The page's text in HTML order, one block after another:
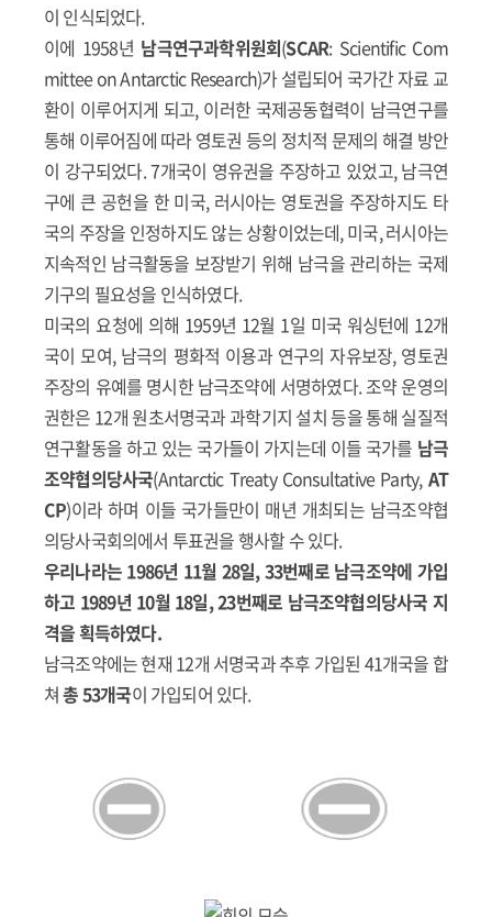
이 인식되었다.
이에 1958년 남극연구과학위원회(SCAR: Scientific Com
mittee on Antarctic Research)가 설립되어 국가간 자료 교
환이 이루어지게 되고, 이러한 국제공동협력이 남극연구를
통해 이루어짐에 따라 영토권 등의 정치적 문제의 해결 방안
이 강구되었다. 7개국이 영유권을 주장하고 있었고, 남극연
구에 큰 공헌을 한 미국, 러시아는 영토권을 주장하지도 타
국의 주장을 인정하지도 않는 상황이었는데, 미국, 러시아는
지속적인 남극활동을 보장받기 위해 남극을 관리하는 국제
기구의 필요성을 인식하였다.
미국의 요청에 의해 1959년 12월 1일 미국 워싱턴에 12개
국이 모여, 남극의 평화적 이용과 연구의 자유보장, 영토권
주장의 유예를 명시한 남극조약에 서명하였다. 조약 운영의
권한은 12개 원초서명국과 과학기지 설치 등을 통해 실질적
연구활동을 하고 있는 국가들이 가지는데 이들 국가를 남극
조약협의당사국(Antarctic Treaty Consultative Party, AT
CP)이라 하며 이들 국가들만이 매년 개최되는 남극조약협
의당사국회의에서 투표권을 행사할 수 있다.
우리나라는 1986년 11월 28일, 33번째로 남극조약에 가입
하고 1989년 10월 18일, 23번째로 남극조약협의당사국 지
격을 획득하였다.
남극조약에는 현재 12개 서명국과 추후 가입된 41개국을 합
쳐총 53개국이 가입되어 있다.